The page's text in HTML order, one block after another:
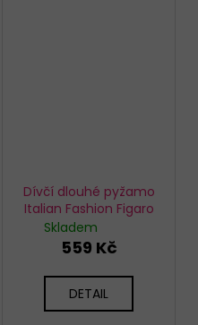
Dívčí dlouhé pyžamo
Italian Fashion Figaro
Skladem
559 Kč
DETAIL